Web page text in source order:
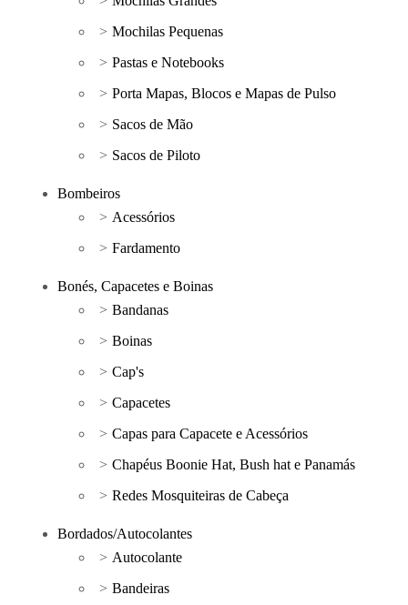
Mochilas Pequenas
Pastas e Notebooks
Porta Mapas, Blocos e Mapas de Pulso
Sacos de Mão
Sacos de Piloto
Bombeiros
Acessórios
Fardamento
Bonés, Capacetes e Boinas
Bandanas
Boinas
Cap's
Capacetes
Capas para Capacete e Acessórios
Chapéus Boonie Hat, Bush hat e Panamás
Redes Mosquiteiras de Cabeça
Bordados/Autocolantes
Autocolante
Bandeiras